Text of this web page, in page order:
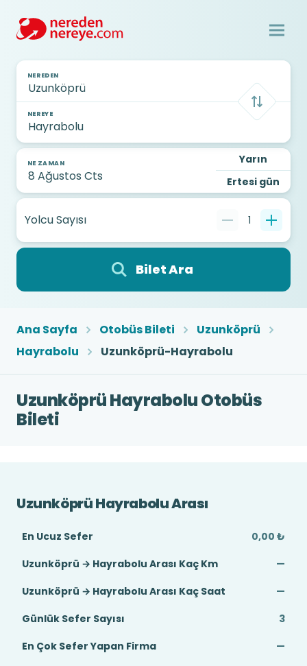
NEREDEN
NEREYE
NE ZAMAN
Yarın
Ertesi gün
Yolcu Sayısı 1
Bilet Ara
Ana Sayfa Otobüs Bileti
Uzunköprü
Hayrabolu
Uzunköprü-Hayrabolu
Uzunköprü Hayrabolu Otobüs
Bileti
Uzunköprü Hayrabolu Arası
En Ucuz Sefer
0,00 ₺
Uzunköprü → Hayrabolu Arası Kaç Km
—
Uzunköprü → Hayrabolu Arası Kaç Saat
—
Günlük Sefer Sayısı
3
En Çok Sefer Yapan Firma
—